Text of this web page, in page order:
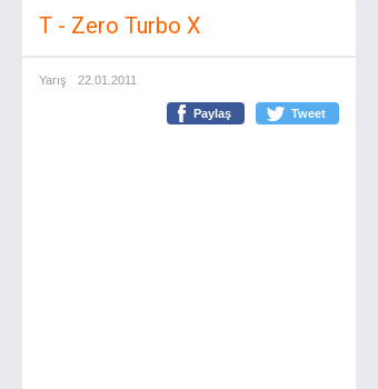
T - Zero Turbo X
Yarış 22.01.2011
Paylaş Tweet